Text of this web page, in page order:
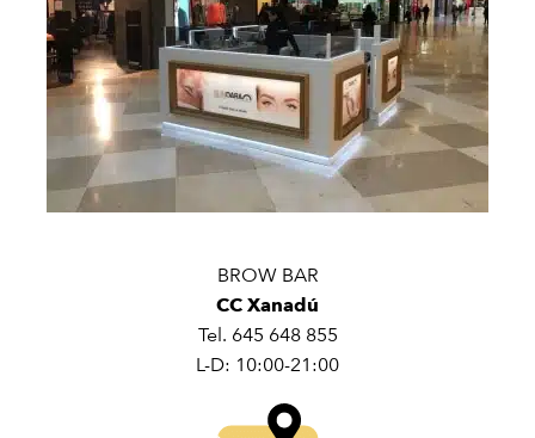
BROW BAR
CC Xanadú
Tel. 645 648 855
L-D: 10:00-21:00